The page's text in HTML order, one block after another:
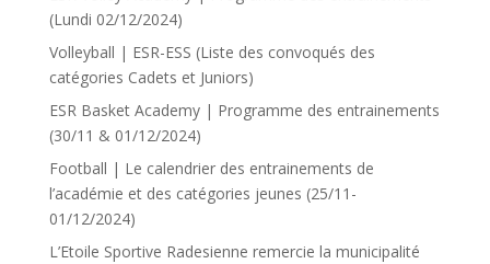
(Lundi 02/12/2024)
Volleyball | ESR-ESS (Liste des convoqués des
catégories Cadets et Juniors)
ESR Basket Academy | Programme des entrainements
(30/11 & 01/12/2024)
Football | Le calendrier des entrainements de
l’académie et des catégories jeunes (25/11-
01/12/2024)
L’Etoile Sportive Radesienne remercie la municipalité